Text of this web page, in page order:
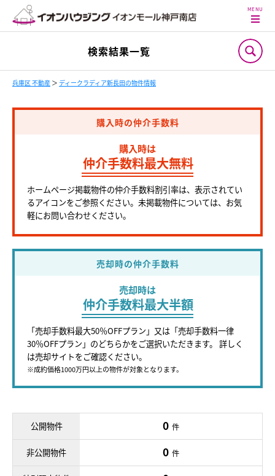
検索結果一覧
兵庫区 不動産 ＞ ディークラディア新長田の物件情報
購入時の仲介手数料
購入時は
仲介手数料最大無料
ホームページ掲載物件の仲介手数料割引率は、表示されてい
るアイコンをご参照ください。未掲載物件については、お気
軽にお問い合わせください。
売却時の仲介手数料
売却時は
仲介手数料最大半額
「売却手数料最大50％OFFプラン」又は「売却手数料一律
30％OFFプラン」のどちらかをご選択いただきます。 詳しく
は売却サイトをご確認ください。
※成約価格1000万円以上の物件が対象となります。
公開物件 0 件
非公開物件 0 件